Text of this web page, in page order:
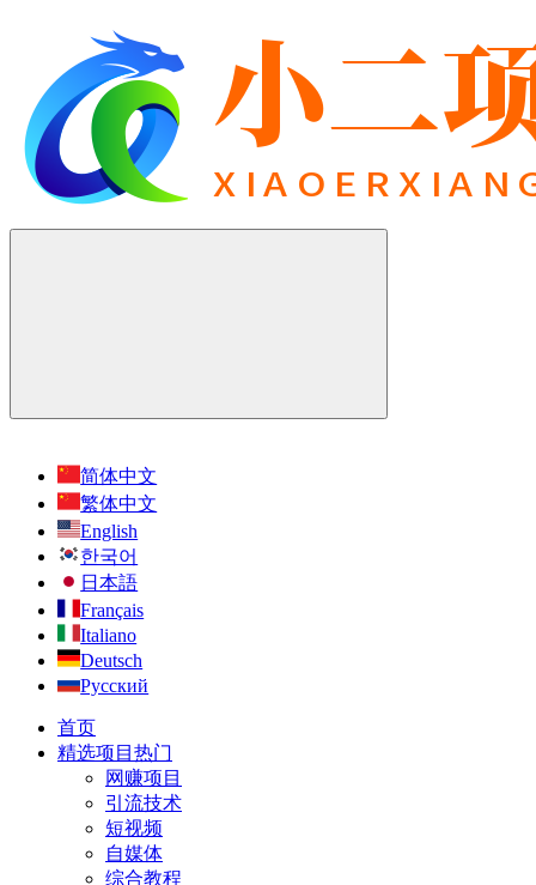
简体中文
繁体中文
English
한국어
日本語
Français
Italiano
Deutsch
Русский
首页
精选项目 热门
网赚项目
引流技术
短视频
自媒体
综合教程